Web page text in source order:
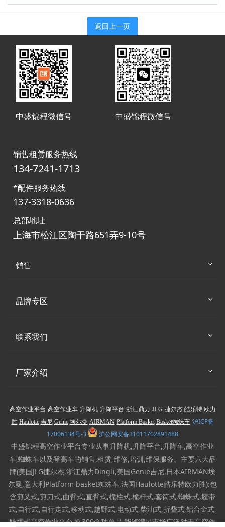
返回上一页
中盛锦程微信号 中盛锦程微信号
销售租赁服务热线
134-7241-1713
*配件服务热线
137-3318-0636
总部地址
上海市松江区陶干路651弄9-10号
销售
品牌专区
联系我们
厂家介绍
高空作业平台 高空作业车 升降机 升降平台 浙江鼎力 JLG 捷尔杰 皓乐特 欧力
胜 Haulotte 吉尼 Genie 埃尔曼 AIRMAN Platform Basket Basket蜘蛛车 沪ICP备
17006134号-3
沪公网安备31011702891488
中盛锦程高空作业平台专业从事升降机,升降平台,升降车,高空作业
车,蜘蛛车以及登高车的销售,租赁,维修,培训,维保服务。主要六大品
牌(美国JLG捷尔杰,浙江鼎力Dingli,美国Genie吉尼,日本AIRMAN埃
尔曼,意大利Platform basket蜘蛛车,法国Haulotte皓乐特欧力胜):包
含剪叉式,剪刀式,曲臂式,直臂式,桅柱式,桅杆式,套筒式,蜘蛛式,履带
式,自行式,自行走式,移动式,越野式,电动式,柴油式,折叠式,铝合金式,
防爆式高空作业平台,近300余种单品,能够满足市场广泛对于高空作